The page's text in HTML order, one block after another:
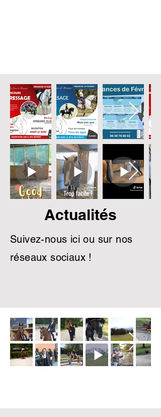
Actualités
Suivez-nous ici ou sur nos
réseaux sociaux !